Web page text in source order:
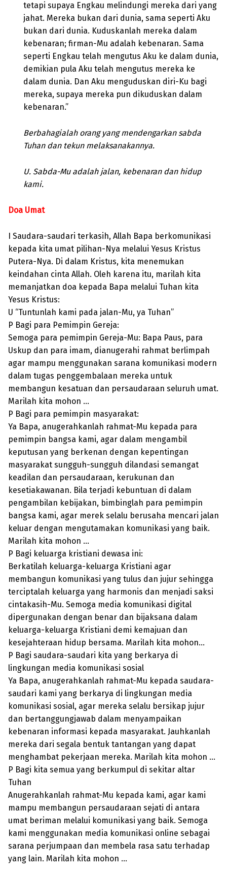
tetapi supaya Engkau melindungi mereka dari yang
jahat. Mereka bukan dari dunia, sama seperti Aku
bukan dari dunia. Kuduskanlah mereka dalam
kebenaran; firman-Mu adalah kebenaran. Sama
seperti Engkau telah mengutus Aku ke dalam dunia,
demikian pula Aku telah mengutus mereka ke
dalam dunia. Dan Aku menguduskan diri-Ku bagi
mereka, supaya mereka pun dikuduskan dalam
kebenaran.”
Berbahagialah orang yang mendengarkan sabda
Tuhan dan tekun melaksanakannya.
U. Sabda-Mu adalah jalan, kebenaran dan hidup
kami.
Doa Umat
I Saudara-saudari terkasih, Allah Bapa berkomunikasi
kepada kita umat pilihan-Nya melalui Yesus Kristus
Putera-Nya. Di dalam Kristus, kita menemukan
keindahan cinta Allah. Oleh karena itu, marilah kita
memanjatkan doa kepada Bapa melalui Tuhan kita
Yesus Kristus:
U “Tuntunlah kami pada jalan-Mu, ya Tuhan”
P Bagi para Pemimpin Gereja:
Semoga para pemimpin Gereja-Mu: Bapa Paus, para
Uskup dan para imam, dianugerahi rahmat berlimpah
agar mampu menggunakan sarana komunikasi modern
dalam tugas penggembalaan mereka untuk
membangun kesatuan dan persaudaraan seluruh umat.
Marilah kita mohon …
P Bagi para pemimpin masyarakat:
Ya Bapa, anugerahkanlah rahmat-Mu kepada para
pemimpin bangsa kami, agar dalam mengambil
keputusan yang berkenan dengan kepentingan
masyarakat sungguh-sungguh dilandasi semangat
keadilan dan persaudaraan, kerukunan dan
kesetiakawanan. Bila terjadi kebuntuan di dalam
pengambilan kebijakan, bimbinglah para pemimpin
bangsa kami, agar merek selalu berusaha mencari jalan
keluar dengan mengutamakan komunikasi yang baik.
Marilah kita mohon …
P Bagi keluarga kristiani dewasa ini:
Berkatilah keluarga-keluarga Kristiani agar
membangun komunikasi yang tulus dan jujur sehingga
terciptalah keluarga yang harmonis dan menjadi saksi
cintakasih-Mu. Semoga media komunikasi digital
dipergunakan dengan benar dan bijaksana dalam
keluarga-keluarga Kristiani demi kemajuan dan
kesejahteraan hidup bersama. Marilah kita mohon…
P Bagi saudara-saudari kita yang berkarya di
lingkungan media komunikasi sosial
Ya Bapa, anugerahkanlah rahmat-Mu kepada saudara-
saudari kami yang berkarya di lingkungan media
komunikasi sosial, agar mereka selalu bersikap jujur
dan bertanggungjawab dalam menyampaikan
kebenaran informasi kepada masyarakat. Jauhkanlah
mereka dari segala bentuk tantangan yang dapat
menghambat pekerjaan mereka. Marilah kita mohon …
P Bagi kita semua yang berkumpul di sekitar altar
Tuhan
Anugerahkanlah rahmat-Mu kepada kami, agar kami
mampu membangun persaudaraan sejati di antara
umat beriman melalui komunikasi yang baik. Semoga
kami menggunakan media komunikasi online sebagai
sarana perjumpaan dan membela rasa satu terhadap
yang lain. Marilah kita mohon …